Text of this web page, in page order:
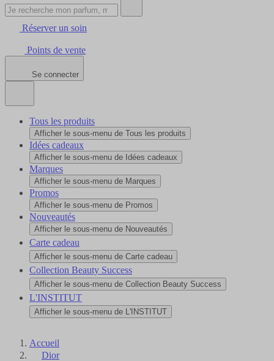
Réserver un soin
Points de vente
Se connecter
Tous les produits
Afficher le sous-menu de Tous les produits
Idées cadeaux
Afficher le sous-menu de Idées cadeaux
Marques
Afficher le sous-menu de Marques
Promos
Afficher le sous-menu de Promos
Nouveautés
Afficher le sous-menu de Nouveautés
Carte cadeau
Afficher le sous-menu de Carte cadeau
Collection Beauty Success
Afficher le sous-menu de Collection Beauty Success
L'INSTITUT
Afficher le sous-menu de L'INSTITUT
Accueil
Dior